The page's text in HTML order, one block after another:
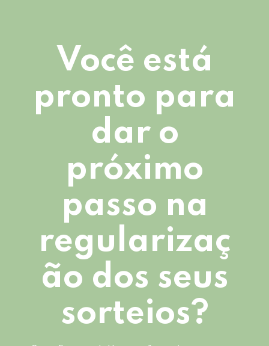
Você está
pronto para
dar o
próximo
passo na
regularizaç
ão dos seus
sorteios?